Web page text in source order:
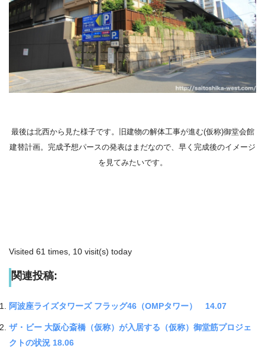
最後は北西から見た様子です。旧建物の解体工事が進む(仮称)御堂会館
建替計画。完成予想パースの発表はまだなので、早く完成後のイメージ
を見てみたいです。
Visited 61 times, 10 visit(s) today
関連投稿:
阿波座ライズタワーズ フラッグ46（OMPタワー） 14.07
ザ・ビー 大阪心斎橋（仮称）が入居する（仮称）御堂筋プロジェ
クトの状況 18.06